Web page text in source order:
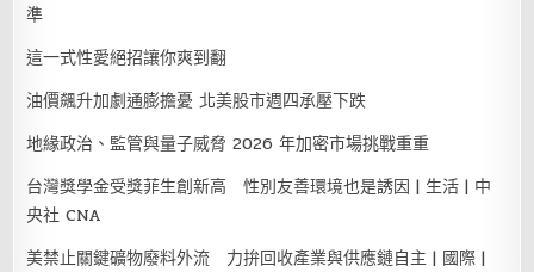
準
這一式性愛絕招讓你爽到翻
油價飆升加劇通膨擔憂 北美股市週四承壓下跌
地緣政治、監管與量子威脅 2026 年加密市場挑戰重重
台灣獎學金受獎菲生創新高 性別友善環境也是誘因 | 生活 | 中
央社 CNA
美禁止關鍵礦物廢料外流 力拚回收產業與供應鏈自主 | 國際 |